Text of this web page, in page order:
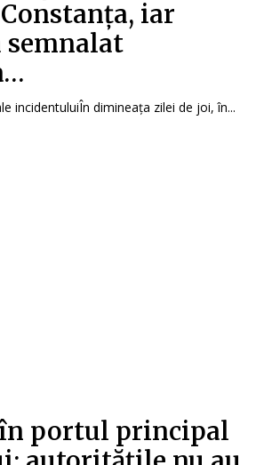
iar
semnalat
incidentuluiÎn dimineața zilei de joi, în...
portul principal